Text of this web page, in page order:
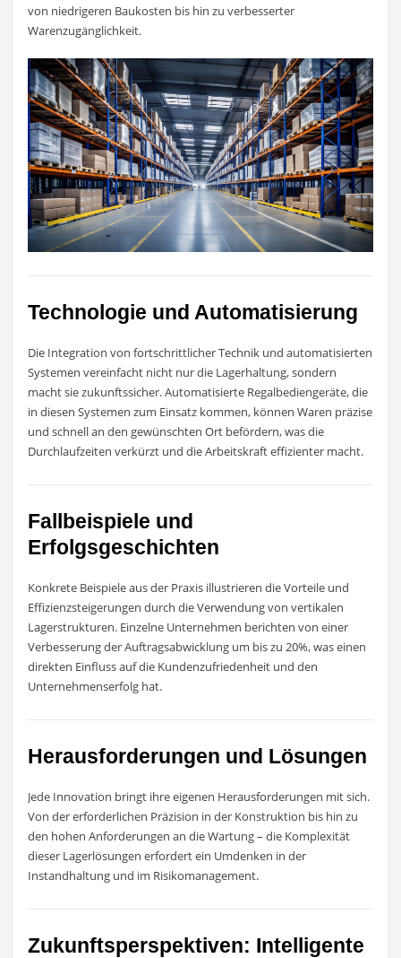
von niedrigeren Baukosten bis hin zu verbesserter
Warenzugänglichkeit.
Technologie und Automatisierung
Die Integration von fortschrittlicher Technik und automatisierten
Systemen vereinfacht nicht nur die Lagerhaltung, sondern
macht sie zukunftssicher. Automatisierte Regalbediengeräte, die
in diesen Systemen zum Einsatz kommen, können Waren präzise
und schnell an den gewünschten Ort befördern, was die
Durchlaufzeiten verkürzt und die Arbeitskraft effizienter macht.
Fallbeispiele und
Erfolgsgeschichten
Konkrete Beispiele aus der Praxis illustrieren die Vorteile und
Effizienzsteigerungen durch die Verwendung von vertikalen
Lagerstrukturen. Einzelne Unternehmen berichten von einer
Verbesserung der Auftragsabwicklung um bis zu 20%, was einen
direkten Einfluss auf die Kundenzufriedenheit und den
Unternehmenserfolg hat.
Herausforderungen und Lösungen
Jede Innovation bringt ihre eigenen Herausforderungen mit sich.
Von der erforderlichen Präzision in der Konstruktion bis hin zu
den hohen Anforderungen an die Wartung – die Komplexität
dieser Lagerlösungen erfordert ein Umdenken in der
Instandhaltung und im Risikomanagement.
Zukunftsperspektiven: Intelligente